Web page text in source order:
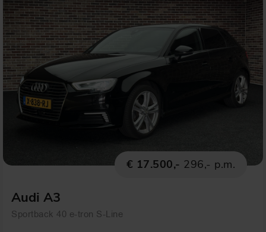
€ 17.500,- 296,- p.m.
Audi A3
Sportback 40 e-tron S-Line